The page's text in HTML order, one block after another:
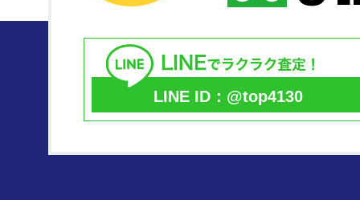
LINE ID：@top4130